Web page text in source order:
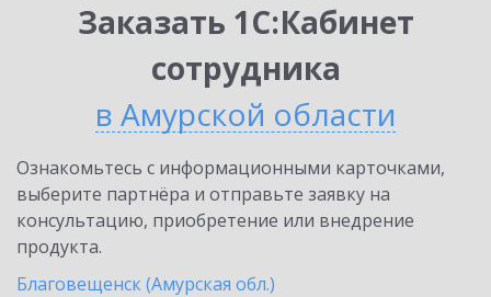
Заказать 1С:Кабинет
сотрудника
в Амурской области
Ознакомьтесь с информационными карточками,
выберите партнёра и отправьте заявку на
консультацию, приобретение или внедрение
продукта.
Благовещенск (Амурская обл.)